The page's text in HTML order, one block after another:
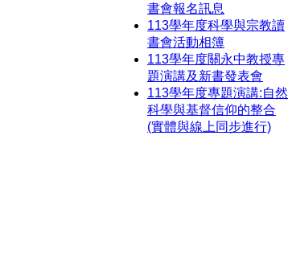
書會報名訊息
113學年度科學與宗教讀
書會活動相簿
113學年度關永中教授專
題演講及新書發表會
113學年度專題演講:自然
科學與基督信仰的整合
(實體與線上同步進行)